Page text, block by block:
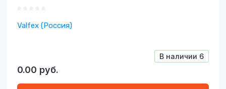
Valfex (Россия)
В наличии 6
0.00 руб.